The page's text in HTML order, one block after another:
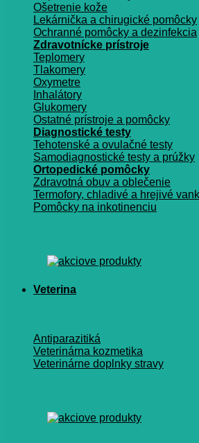
Ošetrenie kože
Lekárnička a chirugické pomôcky
Ochranné pomôcky a dezinfekcia
Zdravotnícke prístroje
Teplomery
Tlakomery
Oxymetre
Inhalátory
Glukomery
Ostatné prístroje a pomôcky
Diagnostické testy
Tehotenské a ovulačné testy
Samodiagnostické testy a prúžky
Ortopedické pomôcky
Zdravotná obuv a oblečenie
Termofory, chladivé a hrejivé
Pomôcky na inkotinenciu
Veterina
Antiparazitiká
Veterinárna kozmetika
Veterinárne doplnky stravy